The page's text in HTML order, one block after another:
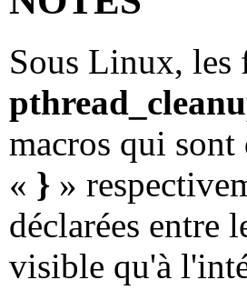
Sous Linux, les
macros qui
« } »
déclarées entre
visible qu'à